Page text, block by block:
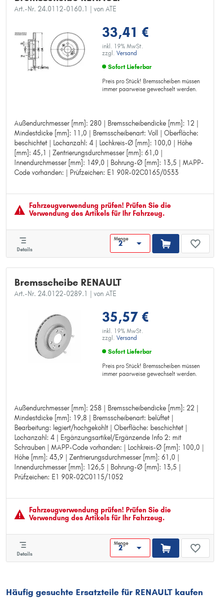
Art.-Nr. 24.0112-0160.1 | von ATE
33,41 €
inkl. 19% MwSt.
zzgl. Versand
Sofort Lieferbar
Preis pro Stück! Bremsscheiben müssen
immer paarweise gewechselt werden.
Außendurchmesser [mm]: 280 | Bremsscheibendicke [mm]: 12 |
Mindestdicke [mm]: 11,0 | Bremsscheibenart: Voll | Oberfläche:
beschichtet | Lochanzahl: 4 | Lochkreis-Ø [mm]: 100,0 | Höhe
[mm]: 45,1 | Zentrierungsdurchmesser [mm]: 61,0 |
Innendurchmesser [mm]: 149,0 | Bohrung-Ø [mm]: 13,5 | MAPP-
Code vorhanden: | Prüfzeichen: E1 90R-02C0165/0533
Außendurchmesser [mm]: 280
Bremsscheibendicke [mm]: 12
Mindestdicke [mm]: 11,0
Bremsscheibenart: Voll
Oberfläche: beschichtet
Lochanzahl: 4
Höhe [mm]: 45,1
Zentrierungsdurchmesser [mm]: 61,0
Innendurchmesser [mm]: 149,0
MAPP-Code vorhanden:
Prüfzeichen: E1 90R-02C0165/0533
Fahrzeugver­wendung prüfen! Prüfen Sie die
Verwendung des Artikels für Ihr Fahrzeug.
Details
Menge
Bremsscheibe RENAULT
Art.-Nr. 24.0122-0289.1 | von ATE
35,57 €
inkl. 19% MwSt.
zzgl. Versand
Sofort Lieferbar
Preis pro Stück! Bremsscheiben müssen
immer paarweise gewechselt werden.
Außendurchmesser [mm]: 258 | Bremsscheibendicke [mm]: 22 |
Mindestdicke [mm]: 19,8 | Bremsscheibenart: belüftet |
Bearbeitung: legiert/hochgekohlt | Oberfläche: beschichtet |
Lochanzahl: 4 | Ergänzungsartikel/Ergänzende Info 2: mit
Schrauben | MAPP-Code vorhanden: | Lochkreis-Ø [mm]: 100,0 |
Höhe [mm]: 43,9 | Zentrierungsdurchmesser [mm]: 61,0 |
Innendurchmesser [mm]: 126,5 | Bohrung-Ø [mm]: 13,5 |
Prüfzeichen: E1 90R-02C0115/1052
Außendurchmesser [mm]: 258
Bremsscheibendicke [mm]: 22
Mindestdicke [mm]: 19,8
Bremsscheibenart: belüftet
Bearbeitung: legiert/hochgekohlt
Oberfläche: beschichtet
Lochanzahl: 4
Ergänzungsartikel/Ergänzende Info 2: mit Schrauben
Lochkreis-Ø [mm]: 100,0
Höhe [mm]: 43,9
Zentrierungsdurchmesser [mm]: 61,0
Bohrung-Ø [mm]: 13,5
Prüfzeichen: E1 90R-02C0115/1052
Fahrzeugver­wendung prüfen! Prüfen Sie die
Verwendung des Artikels für Ihr Fahrzeug.
Details
Menge
Häufig gesuchte Ersatzteile für RENAULT kaufen